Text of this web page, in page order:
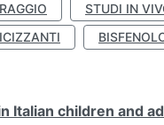
STUDI IN
children and